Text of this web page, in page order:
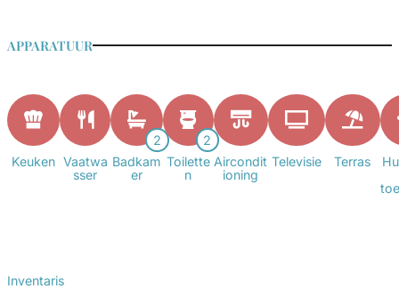
APPARATUUR
Keuken Vaatwa
sser
2
Badkam
er
2
Toilette
n
Aircondit
ioning
Televisie Terras
Inventaris